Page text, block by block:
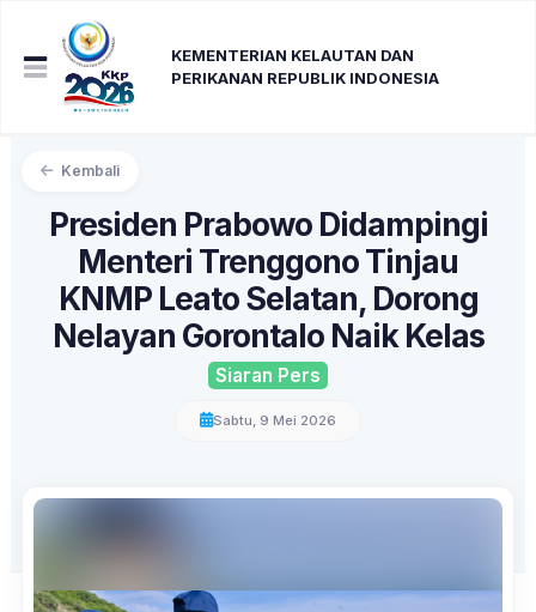
KEMENTERIAN KELAUTAN DAN
PERIKANAN REPUBLIK INDONESIA
Kembali
Presiden Prabowo Didampingi
Menteri Trenggono Tinjau
KNMP Leato Selatan, Dorong
Nelayan Gorontalo Naik Kelas
Siaran Pers
Sabtu, 9 Mei 2026